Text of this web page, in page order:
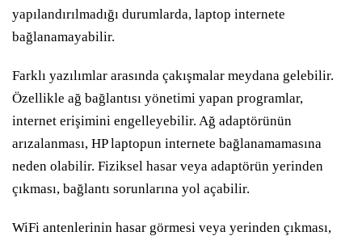
yapılandırılmadığı durumlarda, laptop internete
bağlanamayabilir.
Farklı yazılımlar arasında çakışmalar meydana gelebilir.
Özellikle ağ bağlantısı yönetimi yapan programlar,
internet erişimini engelleyebilir. Ağ adaptörünün
arızalanması, HP laptopun internete bağlanamamasına
neden olabilir. Fiziksel hasar veya adaptörün yerinden
çıkması, bağlantı sorunlarına yol açabilir.
WiFi antenlerinin hasar görmesi veya yerinden çıkması,